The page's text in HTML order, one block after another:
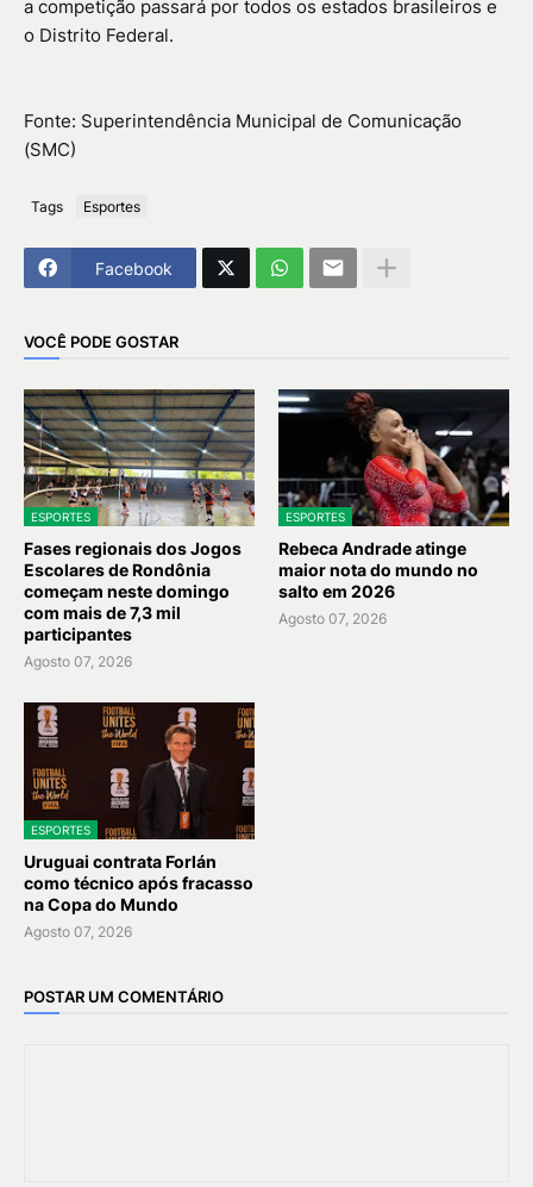
a competição passará por todos os estados brasileiros e
o Distrito Federal.
Fonte: Superintendência Municipal de Comunicação
(SMC)
Tags Esportes
Facebook
VOCÊ PODE GOSTAR
ESPORTES
Fases regionais dos Jogos
Escolares de Rondônia
começam neste domingo
com mais de 7,3 mil
participantes
Agosto 07, 2026
ESPORTES
Rebeca Andrade atinge
maior nota do mundo no
salto em 2026
Agosto 07, 2026
ESPORTES
Uruguai contrata Forlán
como técnico após fracasso
na Copa do Mundo
Agosto 07, 2026
POSTAR UM COMENTÁRIO